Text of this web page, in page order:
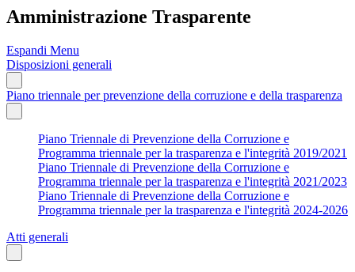
Amministrazione Trasparente
Espandi Menu
Disposizioni generali
Piano triennale per prevenzione della corruzione e della trasparenza
Piano Triennale di Prevenzione della Corruzione e
Programma triennale per la trasparenza e l'integrità 2019/2021
Piano Triennale di Prevenzione della Corruzione e
Programma triennale per la trasparenza e l'integrità 2021/2023
Piano Triennale di Prevenzione della Corruzione e
Programma triennale per la trasparenza e l'integrità 2024-2026
Atti generali